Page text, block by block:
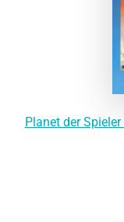
Planet der